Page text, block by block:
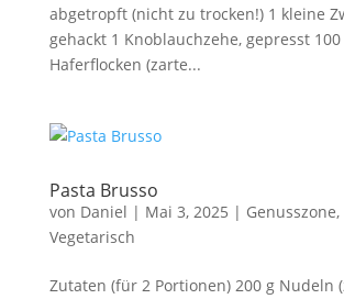
abgetropft (nicht zu trocken!) 1 kleine
gehackt 1 Knoblauchzehe, gepresst 100
Haferflocken (zarte...
Pasta Brusso
von Daniel | Mai 3, 2025 | Genusszone,
Vegetarisch
Zutaten (für 2 Portionen) 200 g Nudeln